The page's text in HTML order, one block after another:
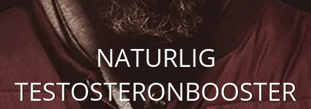
NATURLIG
TESTOSTERONBOOSTER